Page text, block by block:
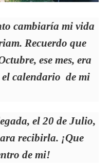
cambiaría mi vida
Recuerdo que
ese mes, era
calendario de mi
el 20 de Julio,
recibirla. ¡Que
de mi!